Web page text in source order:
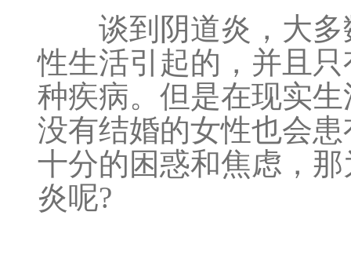
谈到阴道炎，大多
性生活引起的，并且
种疾病。但是在现实
没有结婚的女性也会
十分的困惑和焦虑，
炎呢?